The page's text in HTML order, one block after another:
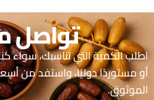
تواصل
اطلب الكمية التي تناسبك، سواء
أو مستوردًا دوليًا، واستفد من
الموثوق.